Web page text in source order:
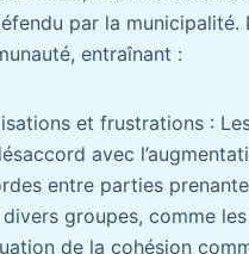
par la
entraînant :
et frustrations :
avec
entre parties
groupes, comme
de la cohésion